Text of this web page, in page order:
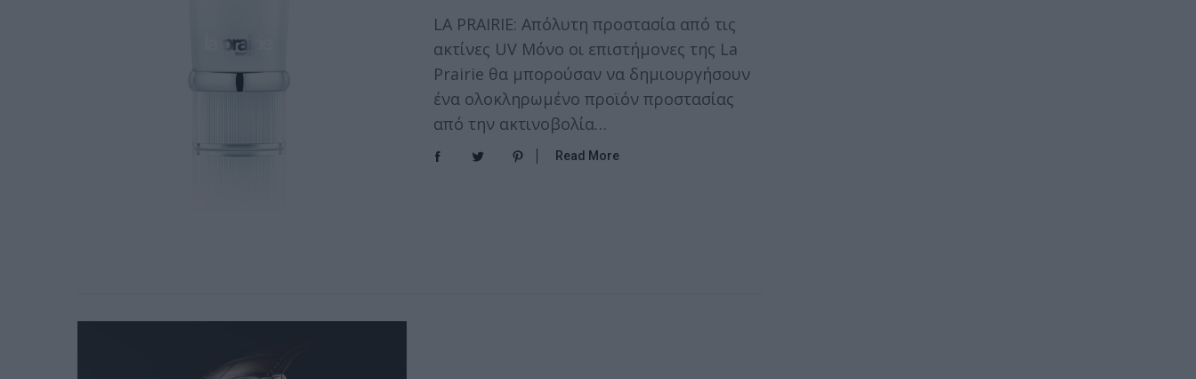
LA PRAIRIE: Απόλυτη προστασία από τις
ακτίνες UV Μόνο οι επιστήμονες της La
Prairie θα μπορούσαν να δημιουργήσουν
ένα ολοκληρωμένο προϊόν προστασίας
από την ακτινοβολία…
Read More